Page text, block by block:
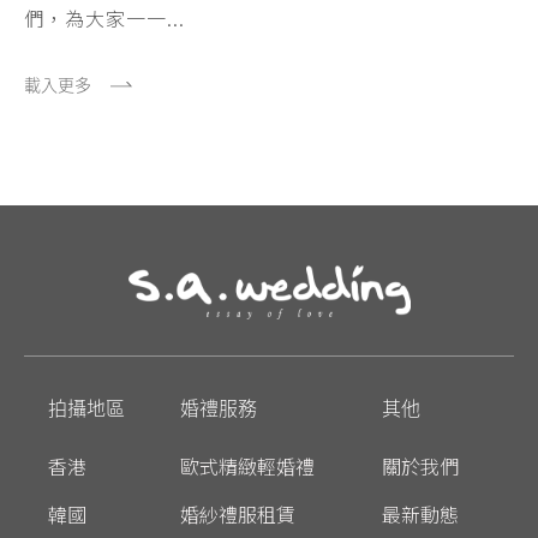
載入更多
們，為大家一一...
拍攝地區
香港
韓國
婚禮服務
歐式精緻輕婚禮
婚紗禮服租賃
其他
關於我們
最新動態